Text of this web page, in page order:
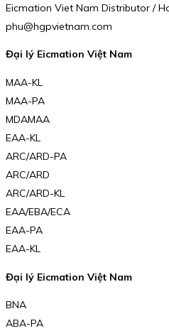
Eicmation Viet Nam Distributor /
phu@hgpvietnam.com
Đại lý Eicmation Việt Nam
MAA-KL
MAA-PA
MDAMAA
EAA-KL
ARC/ARD-PA
ARC/ARD
ARC/ARD-KL
EAA/EBA/ECA
EAA-PA
EAA-KL
Đại lý Eicmation Việt Nam
BNA
ABA-PA